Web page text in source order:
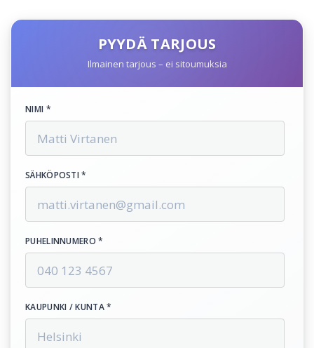
PYYDÄ TARJOUS
Ilmainen tarjous – ei sitoumuksia
NIMI *
SÄHKÖPOSTI *
PUHELINNUMERO *
KAUPUNKI / KUNTA *